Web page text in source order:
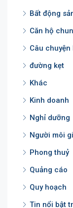
Bất động
Căn hộ
Câu chuyện
đường kẹt
Khác
Kinh doanh
Nghỉ dưỡng
Người môi
Phong thuỷ
Quảng cáo
Quy hoạch
Tin nổi bật